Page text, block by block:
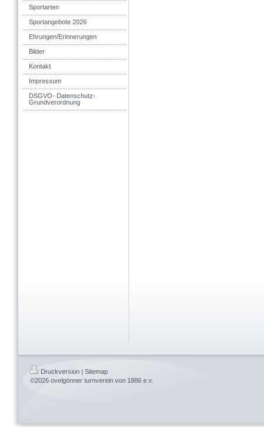
Sportarten
Sportangebote 2026
Ehrungen/Erinnerungen
Bilder
Kontakt
Impressum
DSGVO- Datenschutz-
Grundverordnung
Druckversion
Sitemap
©2026 ovelgönner turnverein von 1886 e.v.